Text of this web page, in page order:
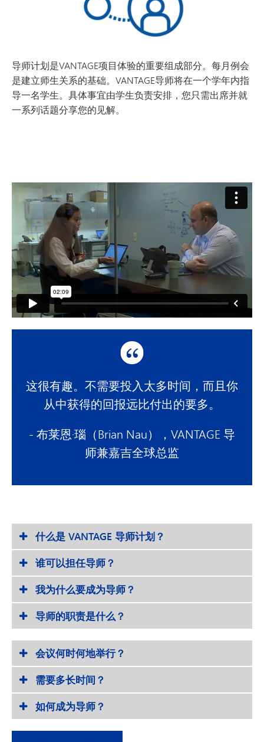
导师计划是VANTAGE项目体验的重要组成部分。每月例会
是建立师生关系的基础。VANTAGE导师将在一个学年内指
导一名学生。具体事宜由学生负责安排，您只需出席并就
一系列话题分享您的见解。
这很有趣。不需要投入太多时间，而且你
从中获得的回报远比付出的要多。
- 布莱恩·瑙（Brian Nau），VANTAGE 导
师兼嘉吉全球总监
什么是 VANTAGE 导师计划？
谁可以担任导师？
我为什么要成为导师？
导师的职责是什么？
会议何时何地举行？
需要多长时间？
如何成为导师？